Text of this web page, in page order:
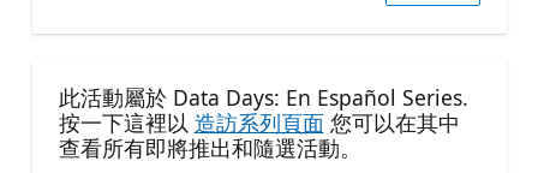
此活動屬於 Data Days: En Español Series.
按一下這裡以 造訪系列頁面您可以在其中
查看所有即將推出和隨選活動。